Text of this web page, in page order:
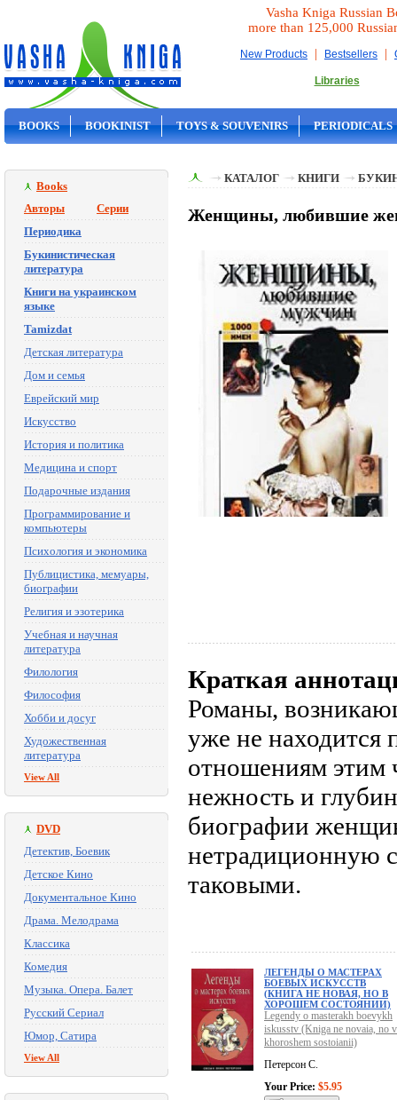
Vasha Kniga Russian
more than 125,000
New Products | Bestsellers |
Libraries
BOOKS BOOKINIST TOYS & SOUVENIRS PERIODICALS
Books
Авторы
Серии
Периодика
Букинистическая
литература
Книги на украинском
языке
Tamizdat
Детская литература
Дом и семья
Еврейский мир
Искусство
История и политика
Медицина и спорт
Подарочные издания
Программирование и
компьютеры
Психология и экономика
Публицистика, мемуары,
биографии
Религия и эзотерика
Учебная и научная
литература
Филология
Философия
Хобби и досуг
Художественная
литература
View All
DVD
Детектив, Боевик
Детское Кино
Документальное Кино
Драма. Мелодрама
Классика
Комедия
Музыка. Опера. Балет
Русский Сериал
Юмор, Сатира
View All
КАТАЛОГ КНИГИ
Женщины, любившие
Краткая
Романы,
уже не находится
отношениям этим
нежность и
биографии
нетрадиционную
таковыми.
ЛЕГЕНДЫ О МАСТЕРАХ
БОЕВЫХ ИСКУССТВ
(КНИГА НЕ НОВАЯ, НО В
ХОРОШЕМ СОСТОЯНИИ)
Legendy o masterakh boevykh
iskusstv (Kniga ne novaia, no v
khoroshem sostoianii)
Петерсон С.
Your Price: $5.95